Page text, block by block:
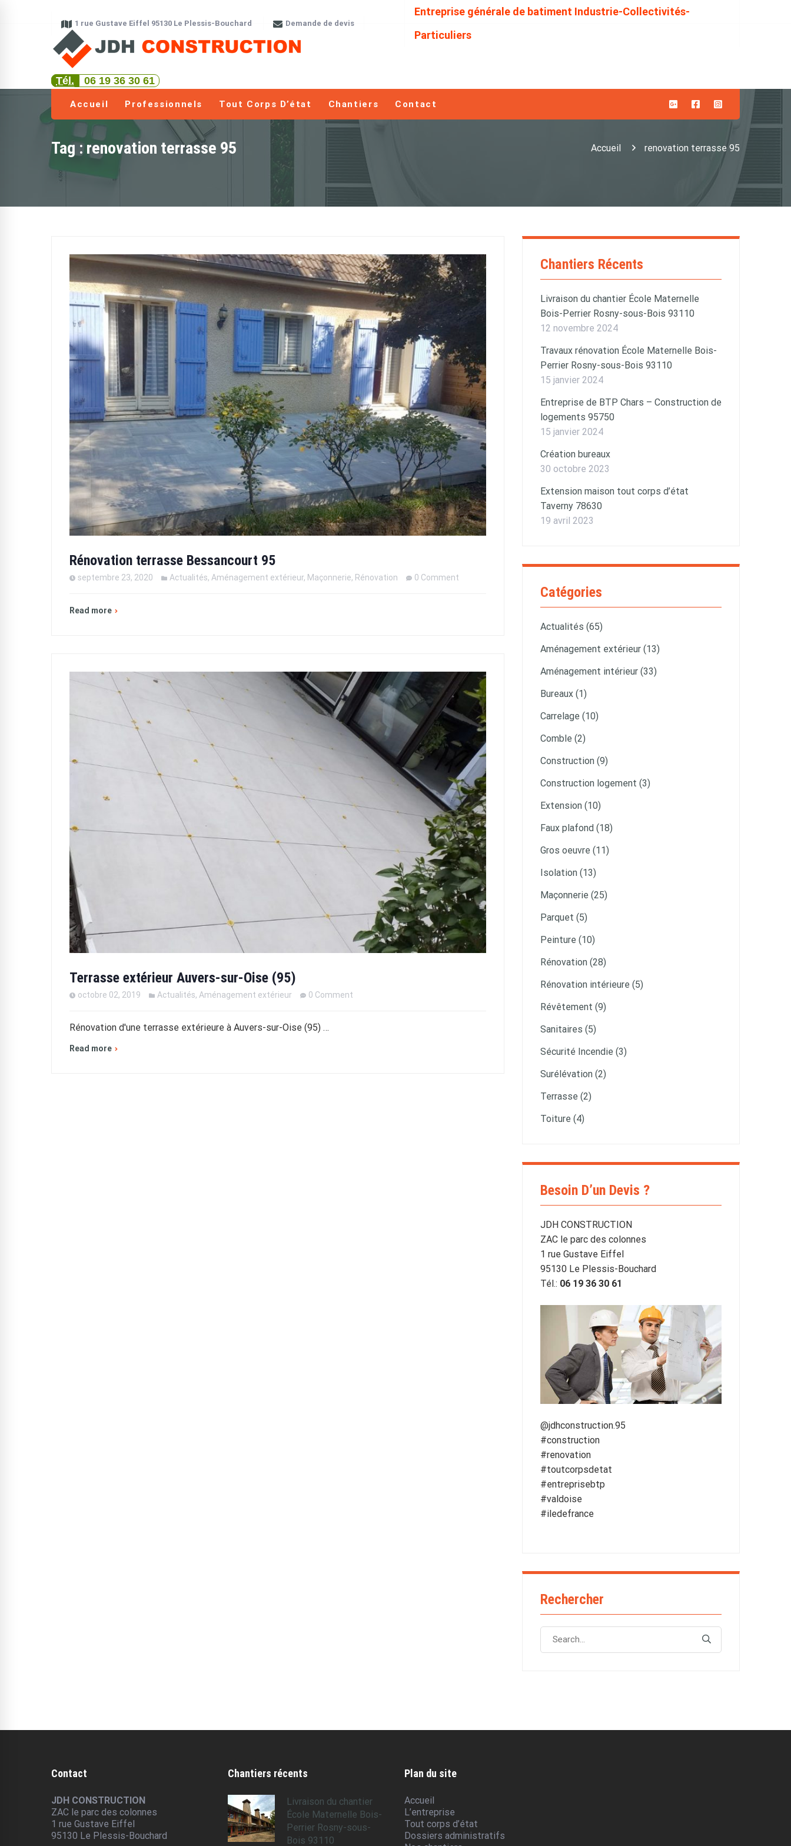
1 rue Gustave Eiffel 95130 Le Plessis-Bouchard Demande de devis
Entreprise générale de batiment Industrie-Collectivités-
Particuliers
Accueil Professionnels Tout Corps D’état Chantiers Contact
Tél. 06 19 36 30 61
Tag : renovation terrasse 95 Accueil renovation terrasse 95
Rénovation terrasse Bessancourt 95
septembre 23, 2020 Actualités, Aménagement extérieur, Maçonnerie, Rénovation 0 Comment
Read more
Terrasse extérieur Auvers-sur-Oise (95)
octobre 02, 2019 Actualités, Aménagement extérieur 0 Comment
Rénovation d'une terrasse extérieure à Auvers-sur-Oise (95) …
Read more
Chantiers Récents
Livraison du chantier École Maternelle
Bois-Perrier Rosny-sous-Bois 93110
12 novembre 2024
Travaux rénovation École Maternelle Bois-
Perrier Rosny-sous-Bois 93110
15 janvier 2024
Entreprise de BTP Chars – Construction de
logements 95750
15 janvier 2024
Création bureaux
30 octobre 2023
Extension maison tout corps d’état
Taverny 78630
19 avril 2023
Catégories
Actualités (65)
Aménagement extérieur (13)
Aménagement intérieur (33)
Bureaux (1)
Carrelage (10)
Comble (2)
Construction (9)
Construction logement (3)
Extension (10)
Faux plafond (18)
Gros oeuvre (11)
Isolation (13)
Maçonnerie (25)
Parquet (5)
Peinture (10)
Rénovation (28)
Rénovation intérieure (5)
Révêtement (9)
Sanitaires (5)
Sécurité Incendie (3)
Surélévation (2)
Terrasse (2)
Toiture (4)
Besoin D’un Devis ?
JDH CONSTRUCTION
ZAC le parc des colonnes
1 rue Gustave Eiffel
95130 Le Plessis-Bouchard
Tél.: 06 19 36 30 61
@jdhconstruction.95
#construction
#renovation
#toutcorpsdetat
#entreprisebtp
#valdoise
#iledefrance
Rechercher
Search
Contact
JDH CONSTRUCTION
ZAC le parc des colonnes
1 rue Gustave Eiffel
95130 Le Plessis-Bouchard
Chantiers récents
Livraison du chantier
École Maternelle Bois-
Perrier Rosny-sous-
Bois 93110
Plan du site
Accueil
L’entreprise
Tout corps d’état
Dossiers administratifs